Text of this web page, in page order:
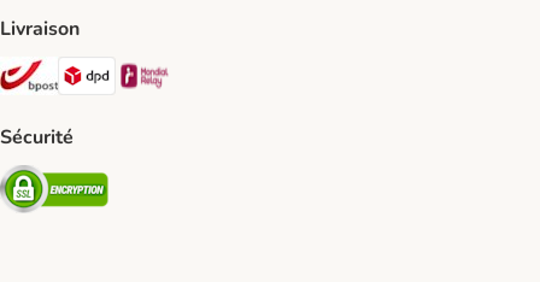
Livraison
Bpost Shipping Method
DPD Shipping Method
Sécurité
Security